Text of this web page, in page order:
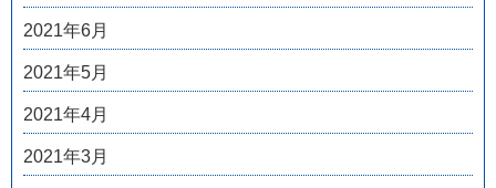
2021年6月
2021年5月
2021年4月
2021年3月